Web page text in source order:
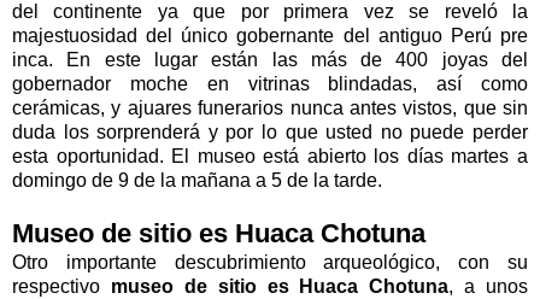
del continente ya que por primera vez se reveló la
majestuosidad del único gobernante del antiguo Perú pre
inca. En este lugar están las más de 400 joyas del
gobernador moche en vitrinas blindadas, así como
cerámicas, y ajuares funerarios nunca antes vistos, que sin
duda los sorprenderá y por lo que usted no puede perder
esta oportunidad. El museo está abierto los días martes a
domingo de 9 de la mañana a 5 de la tarde.
Museo de sitio es Huaca Chotuna
Otro importante descubrimiento arqueológico, con su
respectivo museo de sitio es Huaca Chotuna, a unos